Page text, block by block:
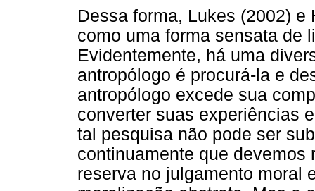
Dessa forma, Lukes (2002)
como uma forma sensata de
Evidentemente, há uma
antropólogo é procurá-la e
antropólogo excede sua
converter suas experiências
tal pesquisa não pode ser
continuamente que devemos
reserva no julgamento moral